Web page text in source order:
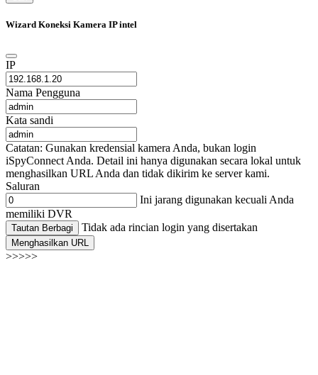
Wizard Koneksi Kamera IP intel
IP
Nama Pengguna
Kata sandi
Catatan: Gunakan kredensial kamera Anda, bukan login
iSpyConnect Anda. Detail ini hanya digunakan secara lokal untuk
menghasilkan URL Anda dan tidak dikirim ke server kami.
Saluran
Ini jarang digunakan kecuali Anda
memiliki DVR
Tautan Berbagi Tidak ada rincian login yang disertakan
Menghasilkan URL
>>>>>